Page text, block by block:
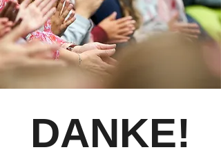
DANKE!